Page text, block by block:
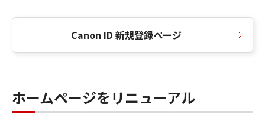
Canon ID 新規登録ページ
ホームページをリニューアル